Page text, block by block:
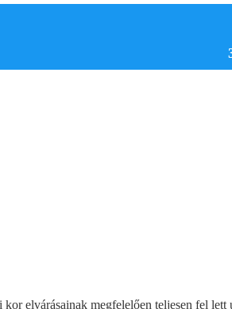
elvárásainak megfelelően teljesen fel